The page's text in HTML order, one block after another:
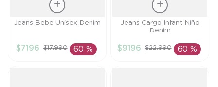
Talla
AÑADIR AL
Jeans Bebe Unisex Denim
$7196 $17.990 60 %
Talla
AÑADIR AL
Jeans Cargo Infant Niño
Denim
$9196 $22.990 60 %